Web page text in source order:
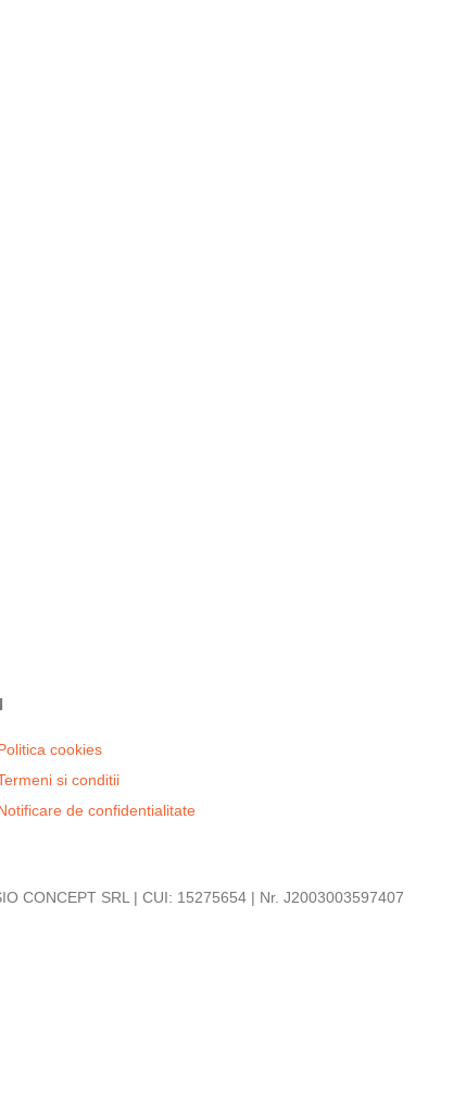
cookies
si conditii
de confidentialitate
CONCEPT SRL | CUI: 15275654 | Nr. J2003003597407